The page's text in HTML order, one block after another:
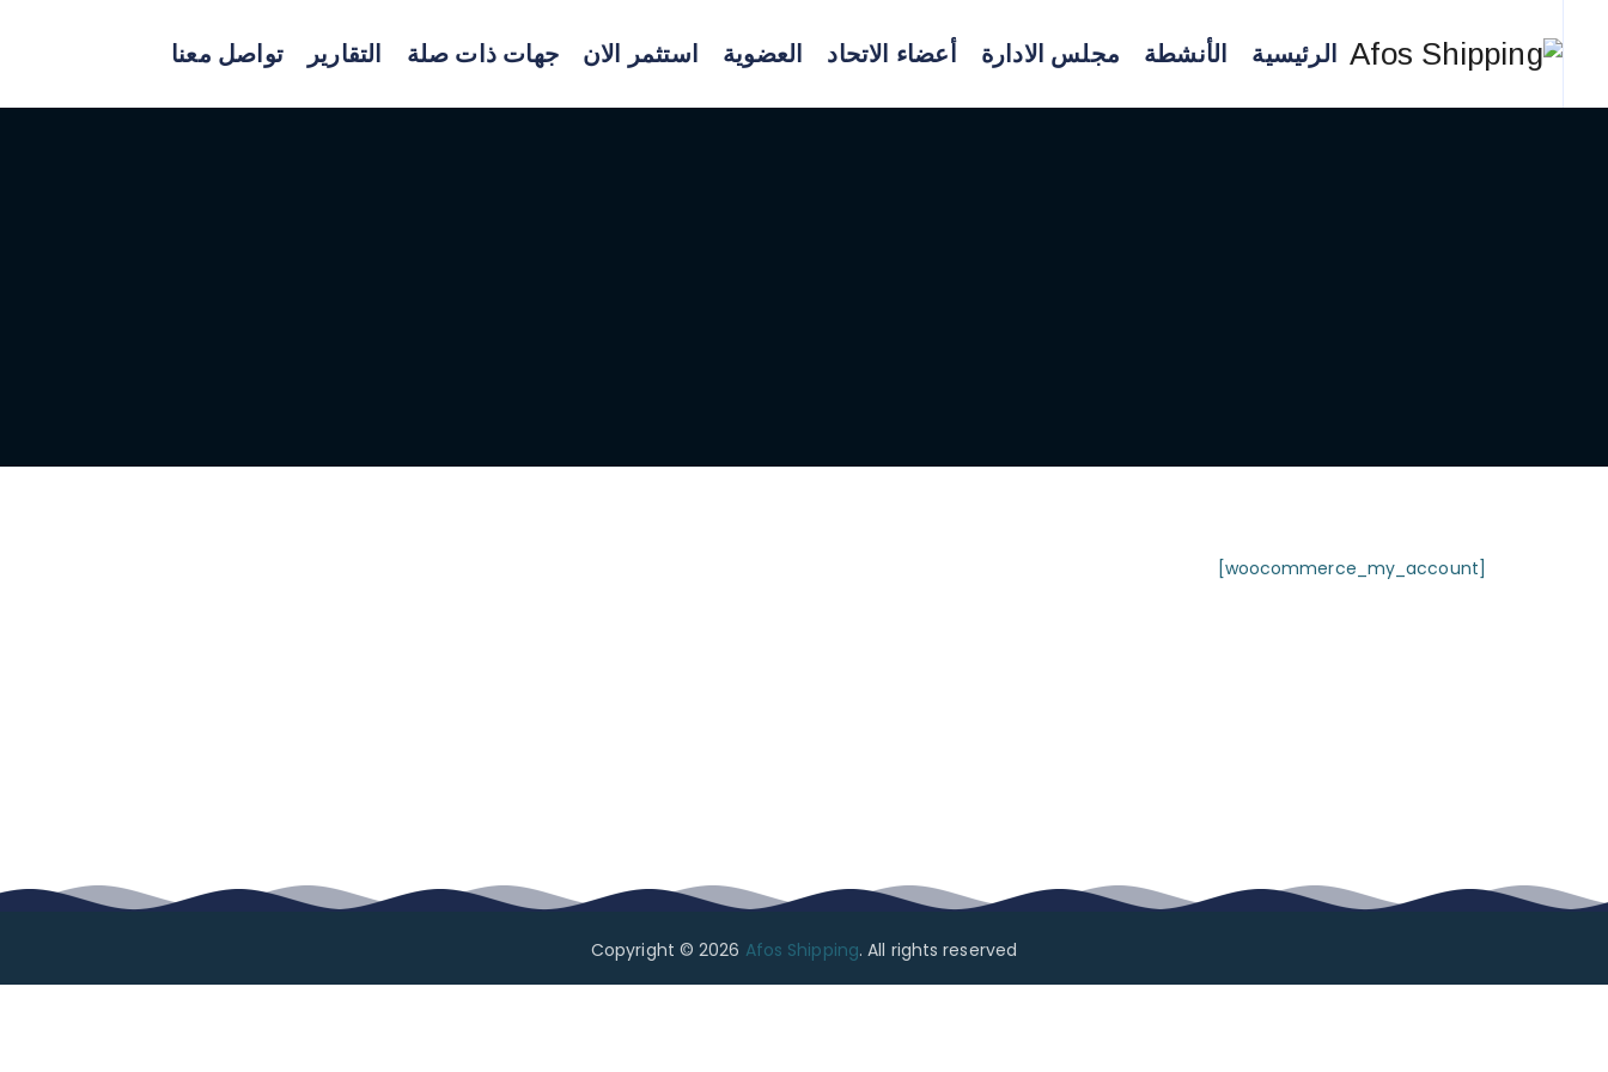
الرئيسية الأنشطة مجلس الادارة أعضاء الاتحاد العضوية استثمر الان جهات ذات صلة التقارير تواصل معنا
[woocommerce_my_account]
Copyright © 2026 Afos Shipping. All rights reserved